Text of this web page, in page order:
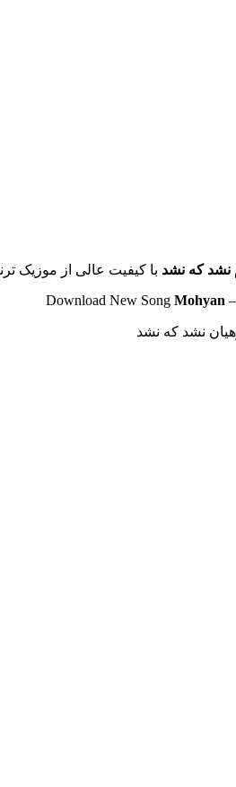
نشد که نشد با کیفیت عالی از موزیک
Download New Song Mohyan –